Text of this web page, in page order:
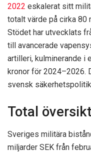
2022 eskalerat sitt
totalt värde på cirka 80
Stödet har utvecklats
till avancerade
artilleri, kulminerande i
kronor för 2024–2026.
svensk
Total
Sveriges militära
miljarder SEK från